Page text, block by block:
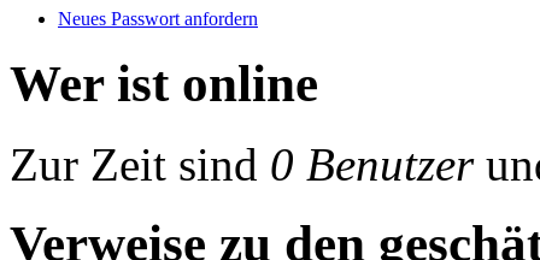
Neues Passwort anfordern
Wer ist online
Zur Zeit sind 0 Benutzer
Verweise zu den